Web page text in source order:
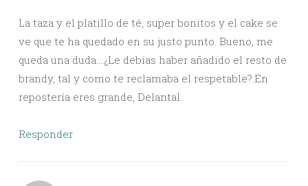
La taza y el platillo de té, super bonitos y el cake se
ve que te ha quedado en su justo punto. Bueno, me
queda una duda….¿Le debías haber añadido el resto de
brandy, tal y como te reclamaba el respetable?.En
repostería eres grande, Delantal.
Responder